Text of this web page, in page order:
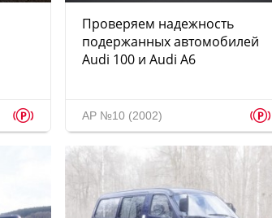
p
Проверяем надежность
подержанных автомобилей
Audi 100 и Audi A6
АР №10 (2002) p